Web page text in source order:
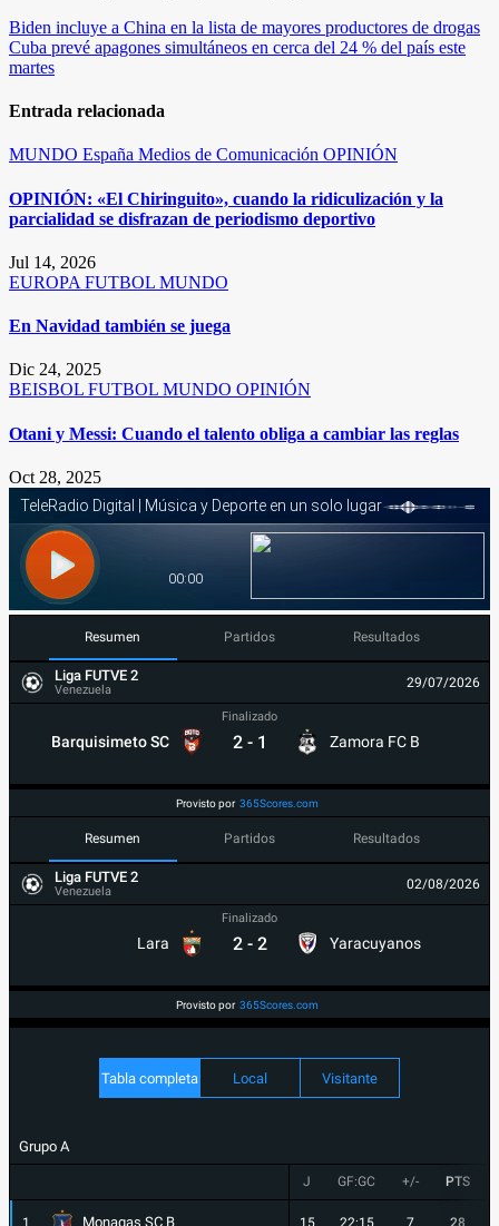
Navegación
de
Biden incluye a China en la lista de mayores productores de drogas
Cuba prevé apagones simultáneos en cerca del 24 % del país este
martes
Entrada relacionada
MUNDO España Medios de Comunicación OPINIÓN
OPINIÓN: «El Chiringuito», cuando la ridiculización y la
parcialidad se disfrazan de periodismo deportivo
Jul 14, 2026
EUROPA FUTBOL MUNDO
En Navidad también se juega
Dic 24, 2025
BEISBOL FUTBOL MUNDO OPINIÓN
Otani y Messi: Cuando el talento obliga a cambiar las reglas
Oct 28, 2025
Resumen Partidos Resultados
Liga FUTVE 2
Venezuela 29/07/2026
Barquisimeto SC
Finalizado
2 - 1 Zamora FC B
Provisto por 365Scores.com
Resumen Partidos Resultados
Liga FUTVE 2
Venezuela 02/08/2026
Lara
Finalizado
2 - 2 Yaracuyanos
Provisto por 365Scores.com
Tabla completa Local Visitante
Grupo A
J GF:GC +/- PTS
1 Monagas SC B 15 22:15 7 28